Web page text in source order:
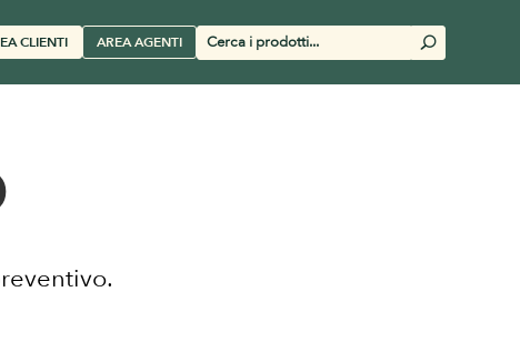
CLIENTI AREA AGENTI
Cerca
prodotti
U